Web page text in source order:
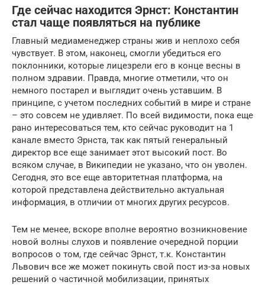
Где сейчас находится Эрнст: Константин
стал чаще появляться на публике
Главный медиаменеджер страны жив и неплохо себя
чувствует. В этом, наконец, смогли убедиться его
поклонники, которые лицезрели его в конце весны в
полном здравии. Правда, многие отметили, что он
немного постарел и выглядит очень уставшим. В
принципе, с учетом последних событий в мире и стране
– это совсем не удивляет. По всей видимости, пока еще
рано интересоваться тем, кто сейчас руководит на 1
канале вместо Эрнста, так как пятый генеральный
директор все еще занимает этот высокий пост. Во
всяком случае, в Википедии не указано, что он уволен.
Сегодня, это все еще авторитетная платформа, на
которой представлена действительно актуальная
информация, в отличии от многих других ресурсов.
Тем не менее, вскоре вполне вероятно возникновение
новой волны слухов и появление очередной порции
вопросов о том, где сейчас Эрнст, т.к. Константин
Львович все же может покинуть свой пост из-за новых
решений о частичной мобилизации, принятых